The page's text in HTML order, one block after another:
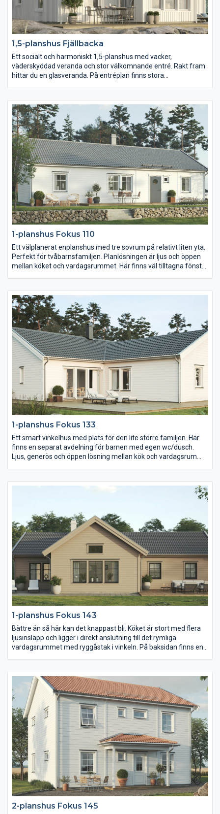
1,5-planshus Fjällbacka
Ett socialt och harmoniskt 1,5-planshus med vacker,
väderskyddad veranda och stor välkomnande entré. Rakt fram
hittar du en glasveranda. På entréplan finns stora
tvättstugan. En trappa upp finns den privata avdelningen med
tre stora sovrum där föräldrasovrummet har en lyxig walk-in-
closet med fönster och ett stort badrum. Det ljusa allrummet
leder ut till en härlig balkong.
1-planshus Fokus 110
Ett välplanerat enplanshus med tre sovrum på relativt liten yta.
Perfekt för tvåbarnsfamiljen. Planlösningen är ljus och öppen
mellan köket och vardagsrummet. Här finns väl tilltagna fönster
ni köa till badrummet på morgnarna.
1-planshus Fokus 133
Ett smart vinkelhus med plats för den lite större familjen. Här
finns en separat avdelning för barnen med egen wc/dusch.
Ljus, generös och öppen lösning mellan kök och vardagsrum
1-planshus Fokus 143
Bättre än så här kan det knappast bli. Köket är stort med flera
ljusinsläpp och ligger i direkt anslutning till det rymliga
vardagsrummet med ryggåstak i vinkeln. På baksidan finns en
i närheten av tvättstugan så kan ni skapa en känsla av ett U-
hus. Fundera på hur ni vill att solen ska flöda in i både hus och
över uteplats.
2-planshus Fokus 145